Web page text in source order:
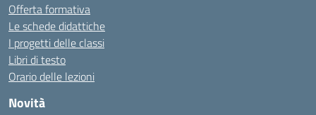
Offerta formativa
Le schede didattiche
I progetti delle classi
Libri di testo
Orario delle lezioni
Novità